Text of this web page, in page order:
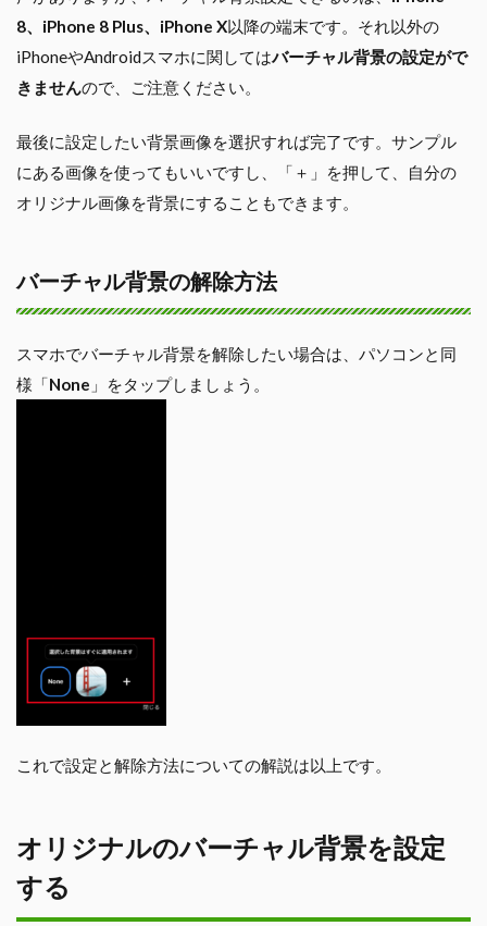
8、iPhone 8 Plus、iPhone X以降の端末です。それ以外の
iPhoneやAndroidスマホに関してはバーチャル背景の設定がで
きませんので、ご注意ください。
最後に設定したい背景画像を選択すれば完了です。サンプル
にある画像を使ってもいいですし、「＋」を押して、自分の
オリジナル画像を背景にすることもできます。
バーチャル背景の解除方法
スマホでバーチャル背景を解除したい場合は、パソコンと同
様「None 」をタップしましょう。
これで設定と解除方法についての解説は以上です。
オリジナルのバーチャル背景を設定
する